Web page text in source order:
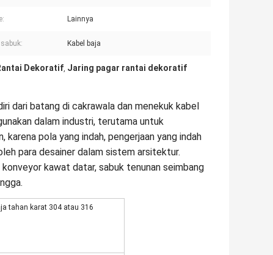
Lainnya
Kabel baja
Dekoratif, Jaring pagar rantai dekoratif
dari batang di cakrawala dan menekuk kabel
dalam industri, terutama untuk
pola yang indah, pengerjaan yang indah
para desainer dalam sistem arsitektur.
kawat datar, sabuk tenunan seimbang
tahan karat 304 atau 316